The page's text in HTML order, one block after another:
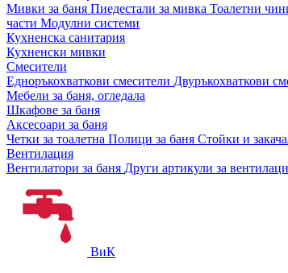
Мивки за баня Пиедестали за мивка Тоалетни
части Модулни системи
Кухненска санитария
Кухненски мивки
Смесители
Едноръкохваткови смесители Двуръкохваткови
Мебели за баня, огледала
Шкафове за баня
Аксесоари за баня
Четки за тоалетна Полици за баня Стойки и
Вентилация
Вентилатори за баня Други артикули за
ВиК